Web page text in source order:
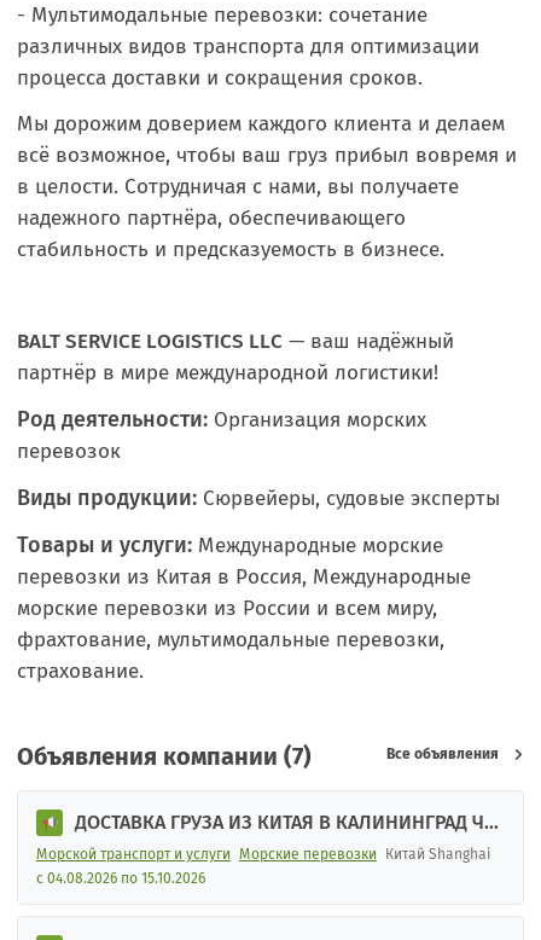
- Мультимодальные перевозки: сочетание
различных видов транспорта для оптимизации
процесса доставки и сокращения сроков.
Мы дорожим доверием каждого клиента и делаем
всё возможное, чтобы ваш груз прибыл вовремя и
в целости. Сотрудничая с нами, вы получаете
надежного партнёра, обеспечивающего
стабильность и предсказуемость в бизнесе.
BALT SERVICE LOGISTICS LLC — ваш надёжный
партнёр в мире международной логистики!
Род деятельности: Организация морских
перевозок
Виды продукции: Сюрвейеры, судовые эксперты
Товары и услуги: Международные морские
перевозки из Китая в Россия, Международные
морские перевозки из России и всем миру,
фрахтование, мультимодальные перевозки,
страхование.
Объявления компании (7) Все объявления
ДОСТАВКА ГРУЗА ИЗ КИТАЯ В КАЛИНИНГРАД ЧЕР
ЕЗ СМП
Морской транспорт и услуги Морские перевозки
Китай Shanghai
с 04.08.2026 по 15.10.2026